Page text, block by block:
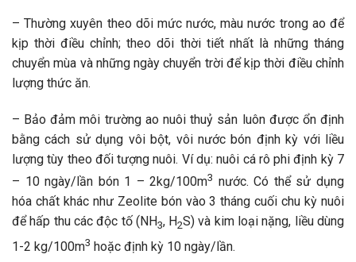
– Thường xuyên theo dõi mức nước, màu nước trong ao để
kịp thời điều chỉnh; theo dõi thời tiết nhất là những tháng
chuyển mùa và những ngày chuyển trời để kịp thời điều chỉnh
lượng thức ăn.
– Bảo đảm môi trường ao nuôi thuỷ sản luôn được ổn định
bằng cách sử dụng vôi bột, vôi nước bón định kỳ với liều
lượng tùy theo đối tượng nuôi. Ví dụ: nuôi cá rô phi định kỳ 7
– 10 ngày/lần bón 1 – 2kg/100m3 nước. Có thể sử dụng
hóa chất khác như Zeolite bón vào 3 tháng cuối chu kỳ nuôi
để hấp thu các độc tố (NH3, H2S) và kim loại nặng, liều dùng
1-2 kg/100m3 hoặc định kỳ 10 ngày/lần.